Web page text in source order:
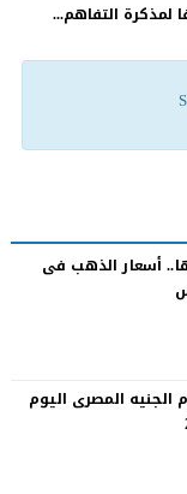
لمذكرة التفاهم...
جنيها.. أسعار الذهب فى
الجنيه المصرى اليوم